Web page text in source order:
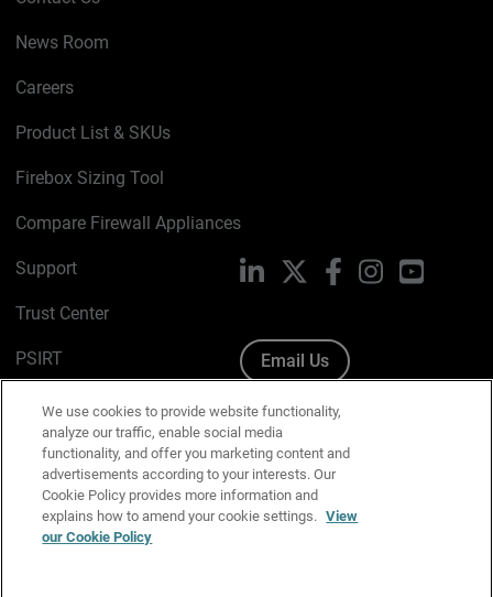
News Room
Careers
Product List & SKUs
Firebox Sizing Tool
Compare Firewall Appliances
Support
Trust Center
PSIRT
Cookie Policy
Privacy Policy
Media & Brand Kit
Manage Email Preferences
LinkedIn FacebookInstagramYouTube
Email Us
We use cookies to provide website functionality,
analyze our traffic, enable social media
functionality, and offer you marketing content and
advertisements according to your interests. Our
Cookie Policy provides more information and
explains how to amend your cookie settings. View
our Cookie Policy